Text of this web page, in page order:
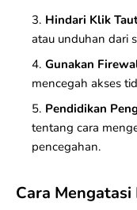
Hindari Klik
atau unduhan dari
Gunakan
mencegah akses
Pendidikan
tentang cara
pencegahan.
Cara